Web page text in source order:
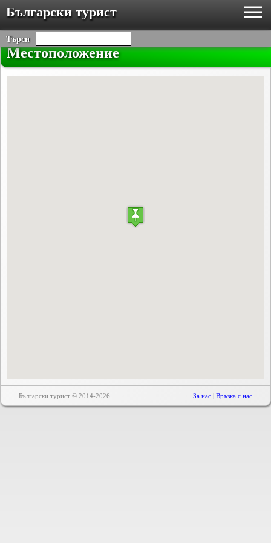
Български турист
Търси
Местоположение
Български турист © 2014-2026 За нас | Връзка с нас